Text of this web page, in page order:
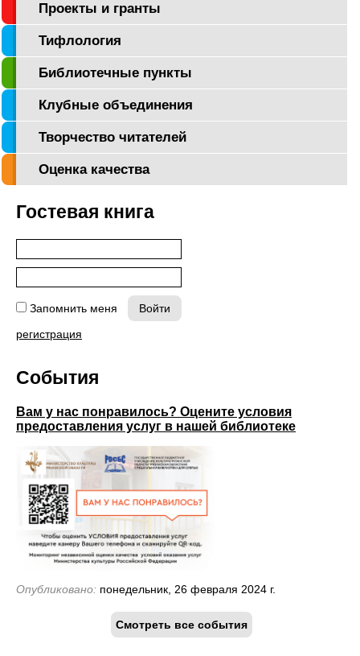
Проекты и гранты
Тифлология
Библиотечные пункты
Клубные объединения
Творчество читателей
Оценка качества
Гостевая книга
Запомнить меня
регистрация
События
Вам у нас понравилось? Оцените условия
предоставления услуг в нашей библиотеке
Опубликовано: понедельник, 26 февраля 2024 г.
Смотреть все события